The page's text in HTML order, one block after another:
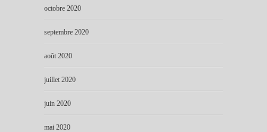
octobre 2020
septembre 2020
août 2020
juillet 2020
juin 2020
mai 2020